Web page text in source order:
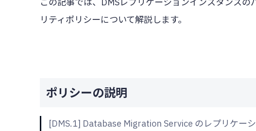
この記事では、DMSレプリケーションインスタンス
リティポリシーについて解説します。
ポリシーの説明
[DMS.1] Database Migration Service のレプリケー